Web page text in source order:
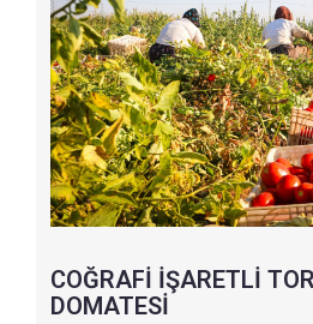
COĞRAFİ İŞARETLİ
DOMATESİ